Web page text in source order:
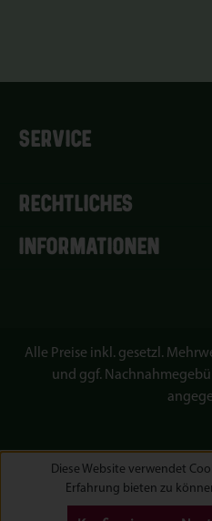
SERVICE
RECHTLICHES
INFORMATIONEN
Alle Preise inkl. gesetzl.
und ggf.
Diese Website verwendet
Erfahrung bieten zu